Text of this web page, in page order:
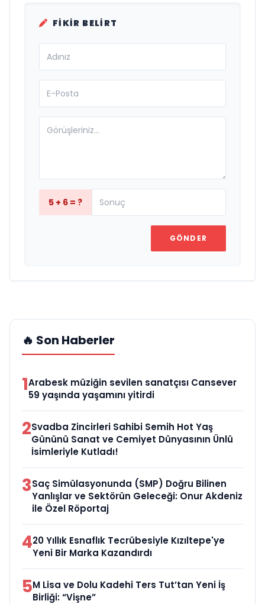
FIKIR BELIRT
5 + 6 = ?
GÖNDER
🔥 Son Haberler
1Arabesk müziğin sevilen sanatçısı Cansever
59 yaşında yaşamını yitirdi
2Svadba Zincirleri Sahibi Semih Hot Yaş
Gününü Sanat ve Cemiyet Dünyasının Ünlü
İsimleriyle Kutladı!
3Saç Simülasyonunda (SMP) Doğru Bilinen
Yanlışlar ve Sektörün Geleceği: Onur Akdeniz
ile Özel Röportaj
420 Yıllık Esnaflık Tecrübesiyle Kızıltepe'ye
Yeni Bir Marka Kazandırdı
5M Lisa ve Dolu Kadehi Ters Tut’tan Yeni İş
Birliği: “Vişne”